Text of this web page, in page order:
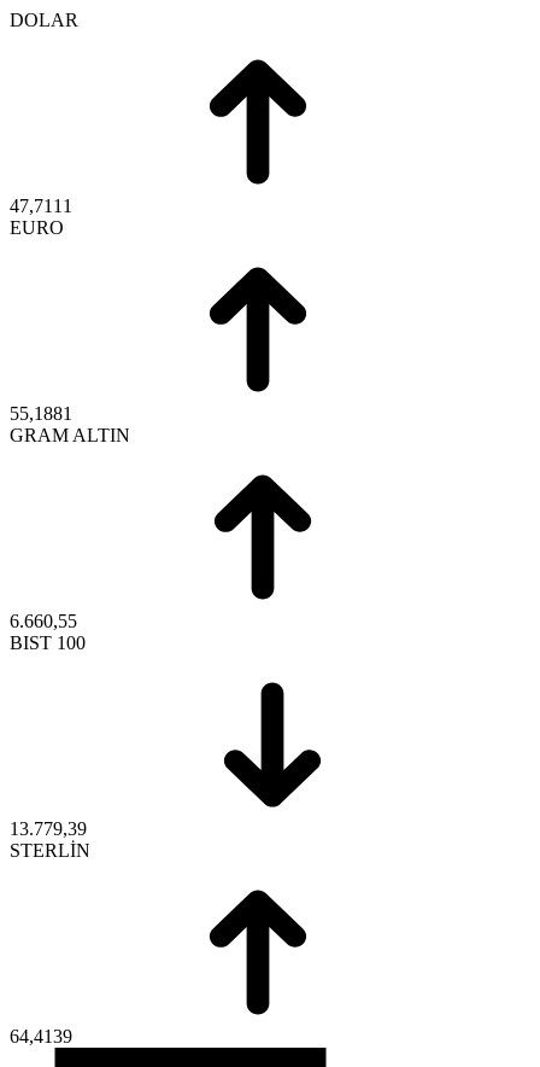
DOLAR
47,7111
EURO
55,1881
GRAM ALTIN
6.660,55
BIST 100
13.779,39
STERLİN
64,4139